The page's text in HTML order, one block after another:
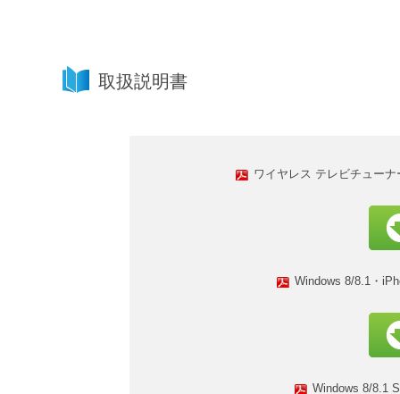
取扱説明書
ワイヤレス テレビチュー
Windows 8/8.1・
Windows 8/8.1